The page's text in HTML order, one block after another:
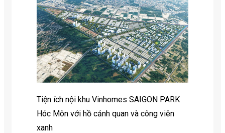
Tiện ích nội khu Vinhomes SAIGON PARK
Hóc Môn với hồ cảnh quan và công viên
xanh